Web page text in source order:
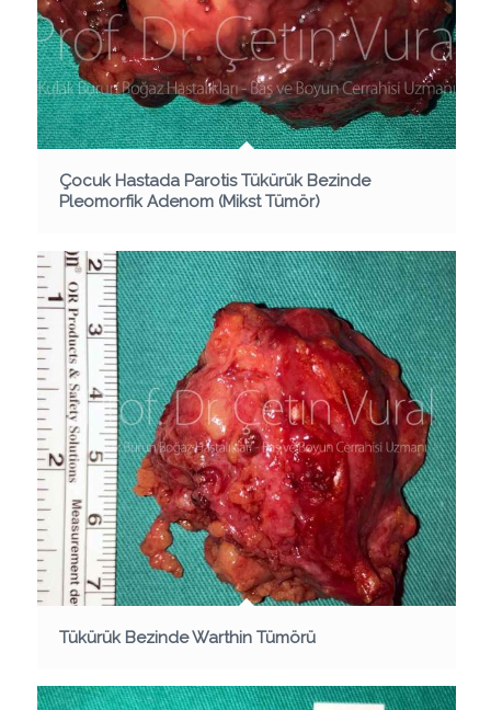
Çocuk Hastada Parotis Tükürük Bezinde
Pleomorfik Adenom (Mikst Tümör)
Tükürük Bezinde Warthin Tümörü